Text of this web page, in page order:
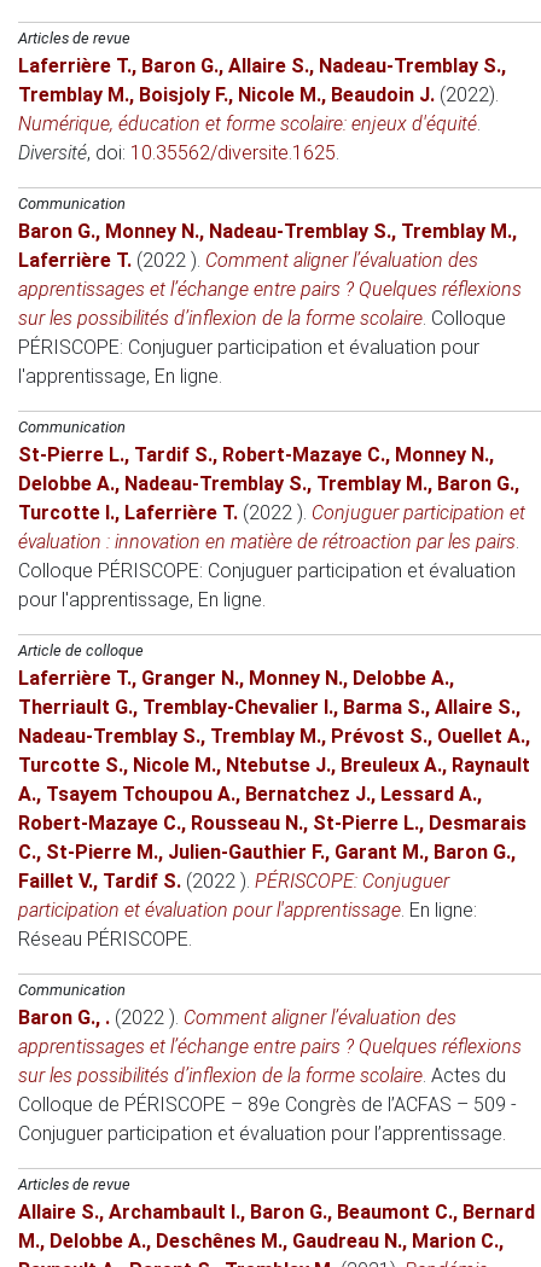
Articles de revue
Laferrière T., Baron G., Allaire S., Nadeau-Tremblay S.,
Tremblay M., Boisjoly F., Nicole M., Beaudoin J. (2022).
Numérique, éducation et forme scolaire: enjeux d'équité.
Diversité, doi: 10.35562/diversite.1625.
Communication
Baron G., Monney N., Nadeau-Tremblay S., Tremblay M.,
Laferrière T. (2022 ). Comment aligner l’évaluation des
apprentissages et l’échange entre pairs ? Quelques réflexions
sur les possibilités d’inflexion de la forme scolaire. Colloque
PÉRISCOPE: Conjuguer participation et évaluation pour
l'apprentissage, En ligne.
Communication
St-Pierre L., Tardif S., Robert-Mazaye C., Monney N.,
Delobbe A., Nadeau-Tremblay S., Tremblay M., Baron G.,
Turcotte I., Laferrière T. (2022 ). Conjuguer participation et
évaluation : innovation en matière de rétroaction par les pairs.
Colloque PÉRISCOPE: Conjuguer participation et évaluation
pour l'apprentissage, En ligne.
Article de colloque
Laferrière T., Granger N., Monney N., Delobbe A.,
Therriault G., Tremblay-Chevalier I., Barma S., Allaire S.,
Nadeau-Tremblay S., Tremblay M., Prévost S., Ouellet A.,
Turcotte S., Nicole M., Ntebutse J., Breuleux A., Raynault
A., Tsayem Tchoupou A., Bernatchez J., Lessard A.,
Robert-Mazaye C., Rousseau N., St-Pierre L., Desmarais
C., St-Pierre M., Julien-Gauthier F., Garant M., Baron G.,
Faillet V., Tardif S. (2022 ). PÉRISCOPE: Conjuguer
participation et évaluation pour l'apprentissage. En ligne:
Réseau PÉRISCOPE.
Communication
Baron G., . (2022 ). Comment aligner l’évaluation des
apprentissages et l’échange entre pairs ? Quelques réflexions
sur les possibilités d’inflexion de la forme scolaire. Actes du
Colloque de PÉRISCOPE – 89e Congrès de l’ACFAS – 509 -
Conjuguer participation et évaluation pour l’apprentissage.
Articles de revue
Allaire S., Archambault I., Baron G., Beaumont C., Bernard
M., Delobbe A., Deschênes M., Gaudreau N., Marion C.,